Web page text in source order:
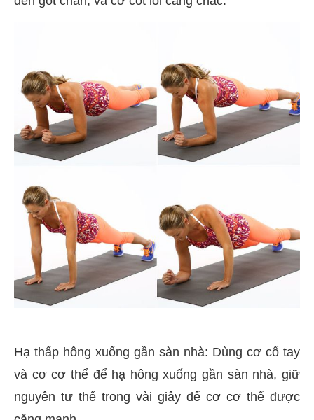
Hạ thấp hông xuống gần sàn nhà: Dùng cơ cổ tay
và cơ cơ thể để hạ hông xuống gần sàn nhà, giữ
nguyên tư thế trong vài giây để cơ cơ thể được